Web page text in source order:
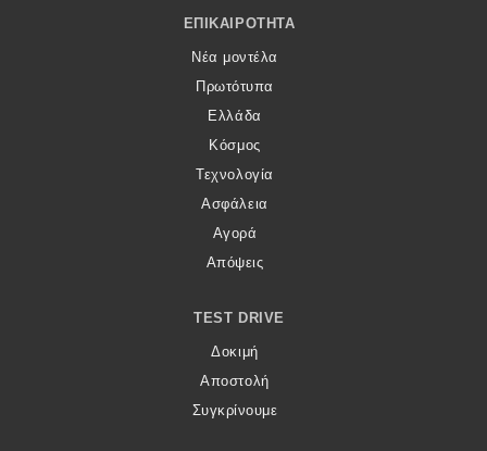
Footer Menu
ΕΠΙΚΑΙΡΌΤΗΤΑ
Νέα μοντέλα
Πρωτότυπα
Ελλάδα
Κόσμος
Τεχνολογία
Ασφάλεια
Αγορά
Απόψεις
TEST DRIVE
Δοκιμή
Αποστολή
Συγκρίνουμε